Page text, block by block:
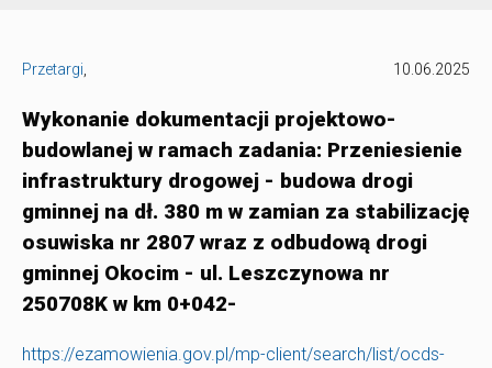
Przetargi 10.06.2025
Wykonanie dokumentacji projektowo-
budowlanej w ramach zadania: Przeniesienie
infrastruktury drogowej - budowa drogi
gminnej na dł. 380 m w zamian za stabilizację
osuwiska nr 2807 wraz z odbudową drogi
gminnej Okocim - ul. Leszczynowa nr
250708K w km 0+042-
https://ezamowienia.gov.pl/mp-client/search/list/ocds-